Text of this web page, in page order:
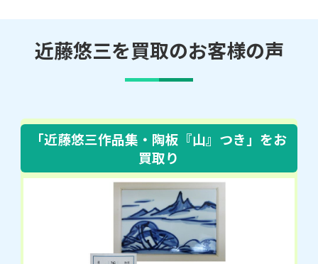
近藤悠三を買取のお客様の声
「近藤悠三作品集・陶板『山』つき」 をお
買取り